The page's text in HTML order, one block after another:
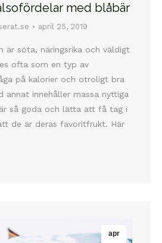
med blåbär
april 25, 2019
är söta, näringsrika och väldigt
ofta som en typ av
på kalorier och otroligt bra
annat innehåller massa nyttiga
så goda och lätta att få tag i
de är deras favoritfrukt. Här
apr